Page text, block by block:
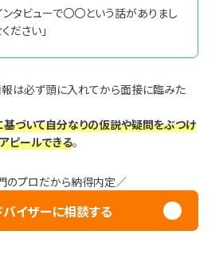
ンタビューで〇〇という話がありまし
ださい」
報は必ず頭に入れてから面接に臨みた
づいて自分なりの仮説や疑問をぶつけ
ピールできる。
のプロだから納得内定／
イザーに相談する